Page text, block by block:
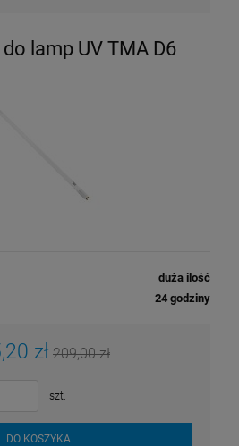
lamp UV TMA D6
duża ilość
24 godziny
zł 209,00 zł
szt.
DO KOSZYKA